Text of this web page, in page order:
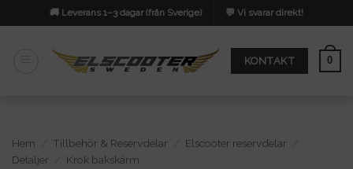
to
🚚 Leverans 1–3 dagar (från Sverige) 💬 Vi svarar direkt!
KONTAKT 0
Hem Tillbehör & Reservdelar Elscooter reservdelar
Detaljer
Krok bakskärm